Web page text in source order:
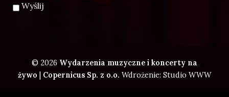
Wyślij
© 2026 Wydarzenia muzyczne i koncerty na
żywo
Copernicus Sp. z o.o. Wdrożenie: Studio WWW